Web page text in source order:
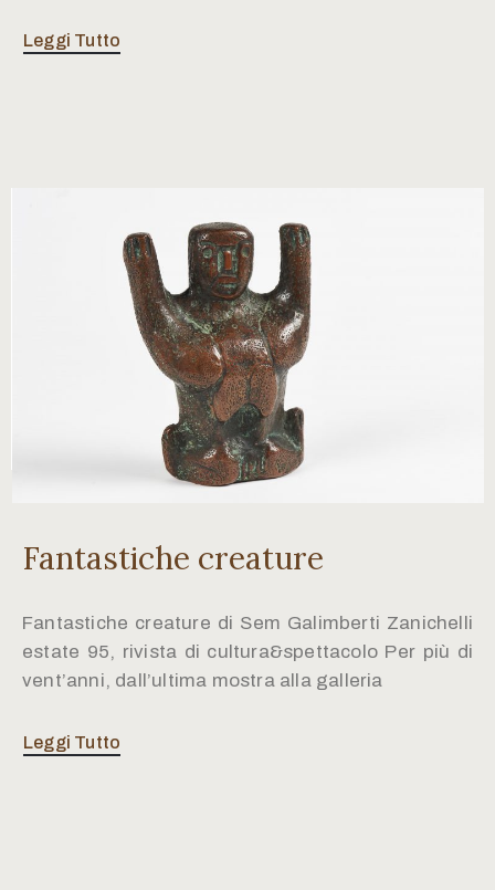
Leggi Tutto
Fantastiche creature
Fantastiche creature di Sem Galimberti Zanichelli
estate 95, rivista di cultura&spettacolo Per più di
vent’anni, dall’ultima mostra alla galleria
Leggi Tutto